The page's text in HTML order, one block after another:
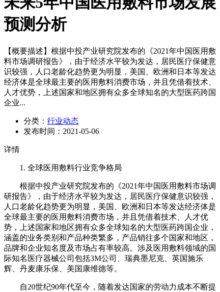
预测分析
【概要描述】 根据中投产业研究院发布的《2021年中国医用敷
料市场调研报告》，由于经济水平较为发达，居民医疗保健意
识较强，人口老龄化趋势更为明显，美国、欧洲和日本等发达
经济体是全球最主要的医用敷料消费市场，并且凭借着技术、
人才优势，上述国家和地区拥有众多全球知名的大型医药跨国
企业...
分类： 行业动态
发布时间： 2021-05-06
详情
1. 全球医用敷料行业竞争格局
根据中投产业研究院发布的《2021年中国医用敷料市场调
研报告》，由于经济水平较为发达，居民医疗保健意识较强，
人口老龄化趋势更为明显，美国、欧洲和日本等发达经济体是
全球最主要的医用敷料消费市场，并且凭借着技术、人才优
势，上述国家和地区拥有众多全球知名的大型医药跨国企业，
涵盖的业务类别和产品种类繁多，产品销往多个国家和地区，
品牌和企业知名度及市场占有率较高。涉及医用敷料领域的国
际知名医疗器械公司包括3M公司、瑞典墨尼克、英国施乐
辉、丹麦康乐保、美国康维德等。
自20世纪90年代至今，随着发达国家的劳动力成本不断提